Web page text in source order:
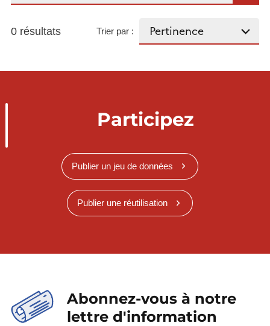
0 résultats Trier par :
Participez
Publier un jeu de données
Publier une réutilisation
Abonnez-vous à notre
lettre d'information